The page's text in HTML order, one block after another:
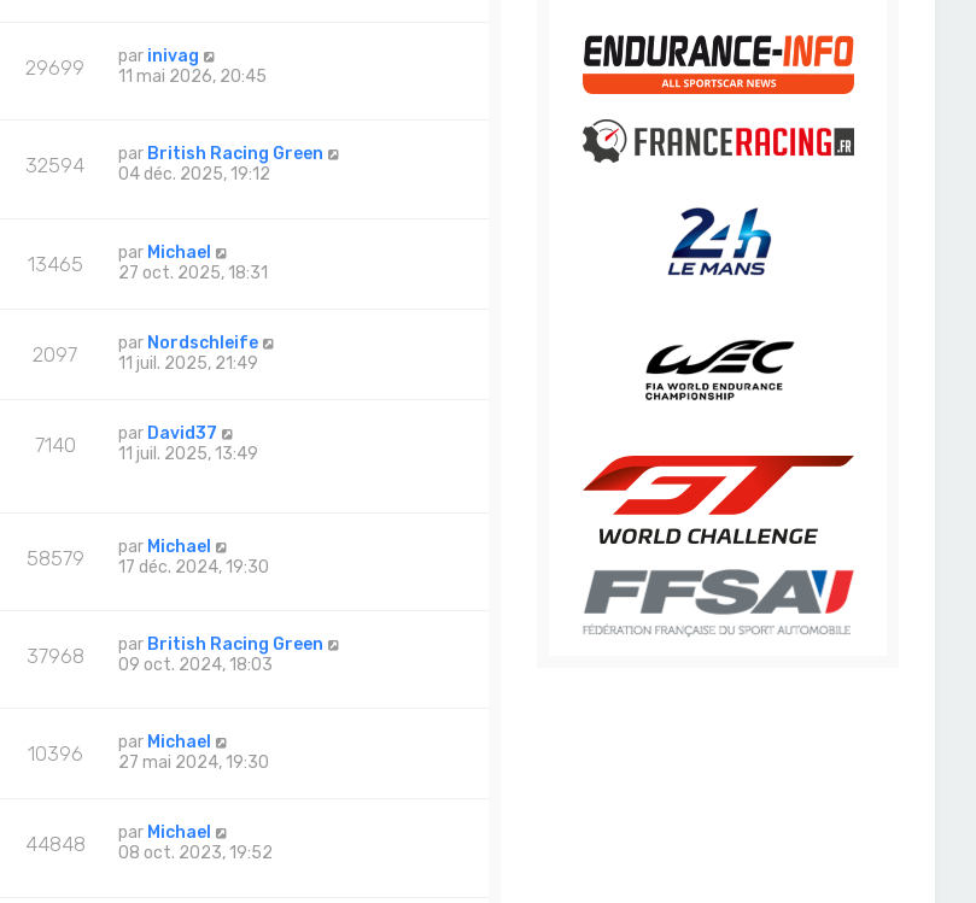
29699 par inivag
11 mai 2026, 20:45
32594 par British Racing Green
04 déc. 2025, 19:12
13465 par Michael
27 oct. 2025, 18:31
2097 par Nordschleife
11 juil. 2025, 21:49
7140 par David37
11 juil. 2025, 13:49
58579 par Michael
17 déc. 2024, 19:30
37968 par British Racing Green
09 oct. 2024, 18:03
10396 par Michael
27 mai 2024, 19:30
44848 par Michael
08 oct. 2023, 19:52